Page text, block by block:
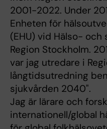
2001-2022. Under
Enheten för
(EHU) vid Hälso-
Region Stockholm.
var jag utredare i
långtidsutredning
sjukvården 2040".
Jag är lärare och
internationell/global